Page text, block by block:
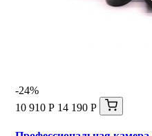
-24%
10 910 Р 14 190 Р